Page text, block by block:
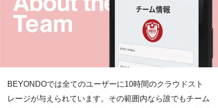
BEYONDOでは全てのユーザーに10時間のクラウドスト
レージが与えられています。その範囲内なら誰でもチーム